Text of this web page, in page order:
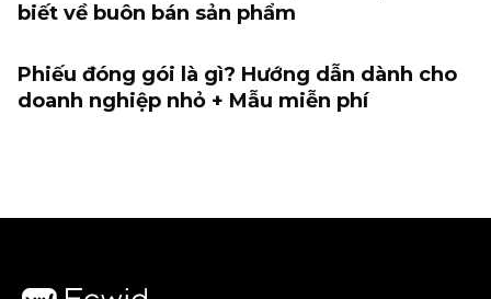
biết về buôn bán sản phẩm
Phiếu đóng gói là gì? Hướng dẫn dành cho
doanh nghiệp nhỏ + Mẫu miễn phí